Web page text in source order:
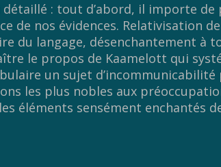
: tout d’abord, il importe de
de nos évidences. Relativisation
du langage, désenchantement à
le propos de Kaamelott qui
un sujet d’incommunicabilité
les plus nobles aux
éléments sensément enchantés